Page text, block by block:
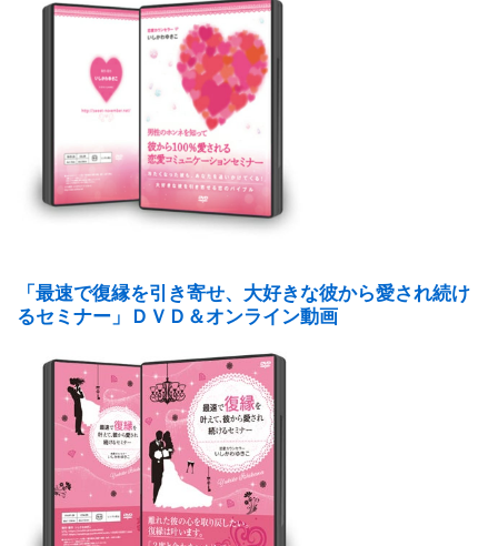
「最速で復縁を引き寄せ、大好きな彼から愛され続け
るセミナー」ＤＶＤ＆オンライン動画